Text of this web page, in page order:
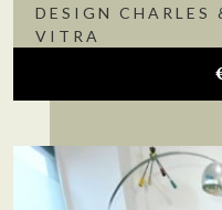
DESIGN CHARLES
VITRA